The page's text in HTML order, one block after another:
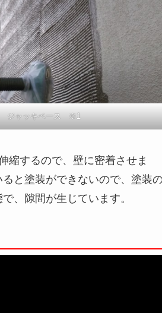
ジャッキベース ※1
縮するので、壁に密着させま
と塗装ができないので、塗装
、隙間が生じています。